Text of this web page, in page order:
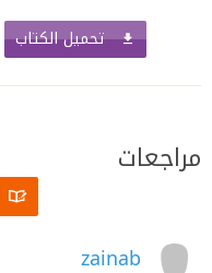
تحميل الكتاب
مراجعات
zainab